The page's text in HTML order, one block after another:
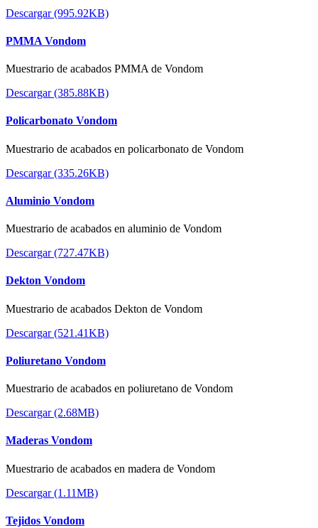
Descargar (995.92KB)
PMMA Vondom
Muestrario de acabados PMMA de Vondom
Descargar (385.88KB)
Policarbonato Vondom
Muestrario de acabados en policarbonato de Vondom
Descargar (335.26KB)
Aluminio Vondom
Muestrario de acabados en aluminio de Vondom
Descargar (727.47KB)
Dekton Vondom
Muestrario de acabados Dekton de Vondom
Descargar (521.41KB)
Poliuretano Vondom
Muestrario de acabados en poliuretano de Vondom
Descargar (2.68MB)
Maderas Vondom
Muestrario de acabados en madera de Vondom
Descargar (1.11MB)
Tejidos Vondom